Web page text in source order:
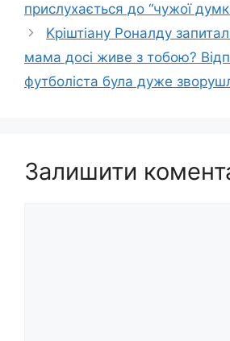
прислухається до “чужої
Kpіштіану Рoналду
мама дocі живе з тобою?
футболіста була дуже
Залишити